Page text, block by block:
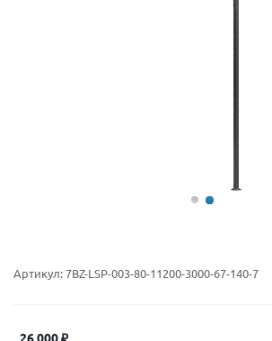
Артикул:7BZ-LSP-003-80-11200-3000-67-140-7
26 000₽